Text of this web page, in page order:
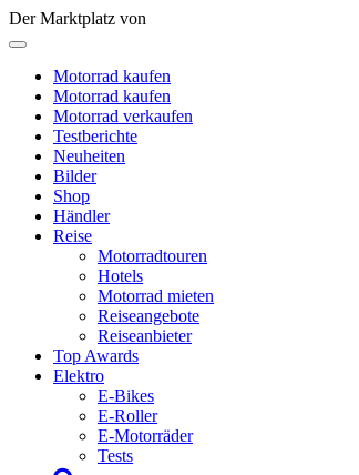
Der Marktplatz von
Motorrad kaufen
Motorrad kaufen
Motorrad verkaufen
Testberichte
Neuheiten
Bilder
Shop
Händler
Reise
Motorradtouren
Hotels
Motorrad mieten
Reiseangebote
Reiseanbieter
Top Awards
Elektro
E-Bikes
E-Roller
E-Motorräder
Tests